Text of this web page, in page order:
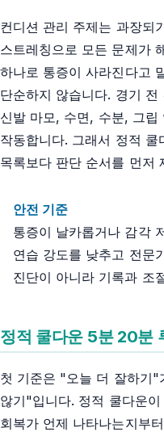
컨디션 관리 주제는 과장되
스트레칭으로 모든 문제가
하나로 통증이 사라진다고
단순하지 않습니다. 경기
신발 마모, 수면, 수분, 그립
작동합니다. 그래서 정적
목록보다 판단 순서를 먼저
안전 기준
통증이 날카롭거나 감각
연습 강도를 낮추고 전문
진단이 아니라 기록과 조
정적 쿨다운 5분 20분
첫 기준은 "오늘 더 잘하기"
않기"입니다. 정적 쿨다운
회복가 언제 나타나는지부